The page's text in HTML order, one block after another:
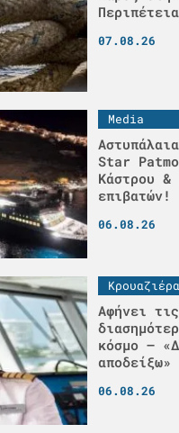
07.08.26
Media
Star
Κάστρου &
06.08.26
Κρουαζιέρα
Αφήνει
κόσμο –
αποδείξω»
06.08.26